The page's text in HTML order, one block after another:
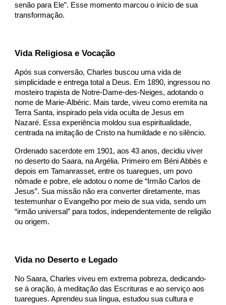
senão para Ele”. Esse momento marcou o início de sua
transformação.
Vida Religiosa e Vocação
Após sua conversão, Charles buscou uma vida de
simplicidade e entrega total a Deus. Em 1890, ingressou no
mosteiro trapista de Notre-Dame-des-Neiges, adotando o
nome de Marie-Albéric. Mais tarde, viveu como eremita na
Terra Santa, inspirado pela vida oculta de Jesus em
Nazaré. Essa experiência moldou sua espiritualidade,
centrada na imitação de Cristo na humildade e no silêncio.
Ordenado sacerdote em 1901, aos 43 anos, decidiu viver
no deserto do Saara, na Argélia. Primeiro em Béni Abbès e
depois em Tamanrasset, entre os tuaregues, um povo
nômade e pobre, ele adotou o nome de “Irmão Carlos de
Jesus”. Sua missão não era converter diretamente, mas
testemunhar o Evangelho por meio de sua vida, sendo um
“irmão universal” para todos, independentemente de religião
ou origem.
Vida no Deserto e Legado
No Saara, Charles viveu em extrema pobreza, dedicando-
se à oração, à meditação das Escrituras e ao serviço aos
tuaregues. Aprendeu sua língua, estudou sua cultura e